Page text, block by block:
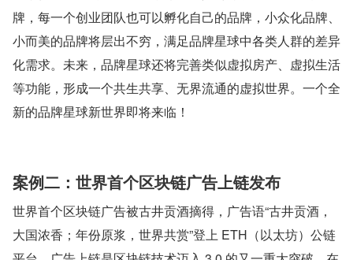
牌，每一个创业团队也可以孵化自己的品牌，小众化品牌、
小而美的品牌将层出不穷，满足品牌星球中各类人群的差异
化需求。未来，品牌星球还将完善类似虚拟房产、虚拟生活
等功能，形成一个共生共享、无界流通的虚拟世界。一个全
新的品牌星球新世界即将来临！
案例二：世界首个区块链广告上链发布
世界首个区块链广告被古井贡酒摘得，广告语“古井贡酒，
大国浓香；年份原浆，世界共赏”登上 ETH（以太坊）公链